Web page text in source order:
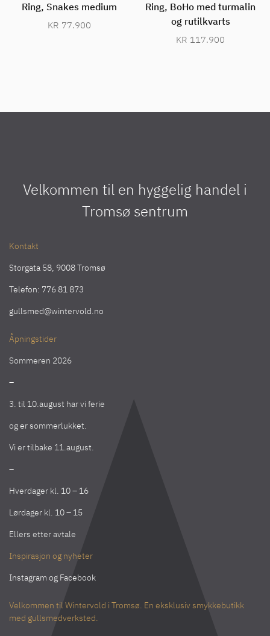
Ring, Snakes medium
KR 77.900
Ring, BoHo med turmalin
og rutilkvarts
KR 117.900
Velkommen til en hyggelig handel i
Tromsø sentrum
Kontakt
Storgata 58, 9008 Tromsø
Telefon: 776 81 873
gullsmed@wintervold.no
Åpningstider
Sommeren 2026
–
3. til 10.august har vi ferie
og er sommerlukket.
Vi er tilbake 11.august.
–
Hverdager kl. 10 – 16
Lørdager kl. 10 – 15
Ellers etter avtale
Inspirasjon og nyheter
Instagram og Facebook
Velkommen til Wintervold i Tromsø. En eksklusiv smykkebutikk
med gullsmedverksted.